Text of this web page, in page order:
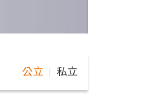
公立 私立